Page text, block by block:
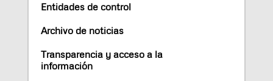
Entidades de control
Archivo de noticias
Transparencia y acceso a la
información